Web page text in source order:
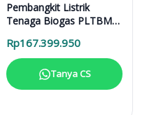
Pembangkit Listrik
Tenaga Biogas PLTBM
Rp167.399.950
Tanya CS